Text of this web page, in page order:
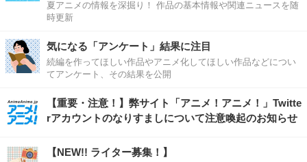
夏アニメの情報を深掘り！ 作品の基本情報や関連ニュースを随
時更新
気になる「アンケート」結果に注目
続編を作ってほしい作品やアニメ化してほしい作品などについ
てアンケート、その結果を公開
【重要・注意！】弊サイト「アニメ！アニメ！」Twitte
rアカウントのなりすましについて注意喚起のお知らせ
【NEW!! ライター募集！】